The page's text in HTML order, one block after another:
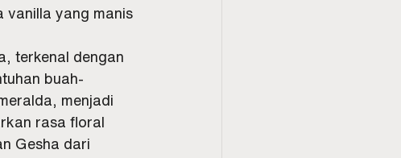
vanilla yang manis
terkenal dengan
buah-
menjadi
rasa floral
Gesha dari